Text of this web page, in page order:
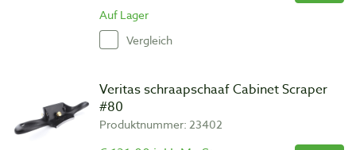
Auf Lager
Vergleich
Veritas schraapschaaf Cabinet Scraper
#80
Produktnummer: 23402